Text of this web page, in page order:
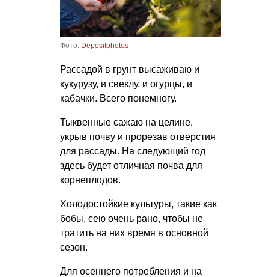
Фото: Depositphotos
Рассадой в грунт высаживаю и
кукурузу, и свеклу, и огурцы, и
кабачки. Всего понемногу.
Тыквенные сажаю на целине,
укрыв почву и прорезав отверстия
для рассады. На следующий год
здесь будет отличная почва для
корнеплодов.
Холодостойкие культуры, такие как
бобы, сею очень рано, чтобы не
тратить на них время в основной
сезон.
Для осеннего потребления и на